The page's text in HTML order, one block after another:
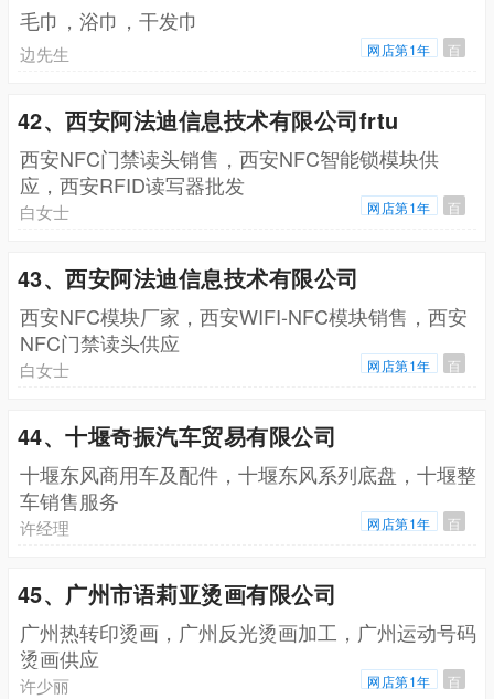
毛巾，浴巾，干发巾
边先生 网店第1年 百
42、西安阿法迪信息技术有限公司frtu
西安NFC门禁读头销售，西安NFC智能锁模块供
应，西安RFID读写器批发
白女士 网店第1年 百
43、西安阿法迪信息技术有限公司
西安NFC模块厂家，西安WIFI-NFC模块销售，西安
NFC门禁读头供应
白女士 网店第1年 百
44、十堰奇振汽车贸易有限公司
十堰东风商用车及配件，十堰东风系列底盘，十堰整
车销售服务
许经理 网店第1年 百
45、广州市语莉亚烫画有限公司
广州热转印烫画，广州反光烫画加工，广州运动号码
烫画供应
许少丽 网店第1年 百